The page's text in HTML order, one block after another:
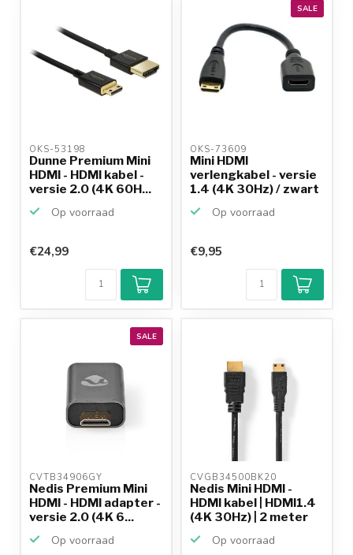
OKS-53198
Dunne Premium Mini
HDMI - HDMI kabel -
versie 2.0 (4K 60H...
Op voorraad
€24,99
SALE
OKS-73609
Mini HDMI
verlengkabel - versie
1.4 (4K 30Hz) / zwart
Op voorraad
€9,95
SALE
CVTB34906GY
Nedis Premium Mini
HDMI - HDMI adapter -
versie 2.0 (4K 6...
Op voorraad
CVGB34500BK20
Nedis Mini HDMI -
HDMI kabel | HDMI1.4
(4K 30Hz) | 2 meter
Op voorraad